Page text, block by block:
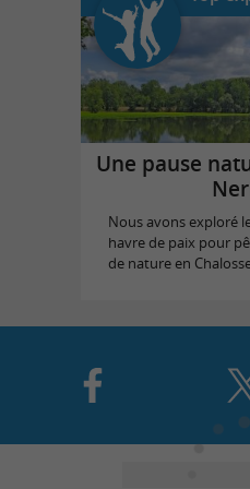
Une pause
Nous avons exploré
havre de paix pour
de nature en